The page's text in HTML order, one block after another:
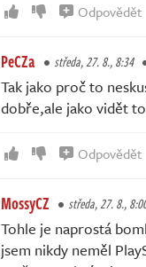
Odpovědět
PeCZa středa, 27. 8., 8:34
Tak jako proč to
dobře,ale jako vidět
Odpovědět
MossyCZ středa, 27. 8.,
Tohle je naprostá
jsem nikdy neměl